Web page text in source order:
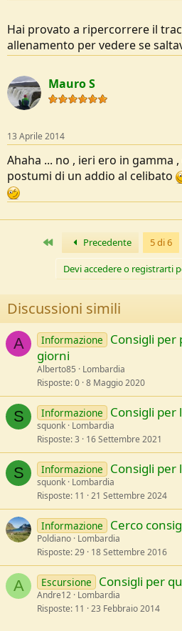
Hai provato a ripercorrere il
allenamento per vedere se
Mauro S
13 Aprile 2014
Ahaha ... no , ieri ero in gamma
postumi di un addio al celibato
Primo Precedente 5 di 6
Devi accedere o registrarti
Discussioni simili
A Informazione
Consigli per
giorni
Alberto85
Lombardia
Risposte 0 8 Maggio 2020
S Informazione Consigli per
squonk Lombardia
Risposte 3 16 Settembre 2021
S Informazione Consigli per
squonk Lombardia
Risposte 11 21 Settembre 2024
Informazione Cerco
Poldiano Lombardia
Risposte 29 18 Settembre 2016
A Escursione Consigli per
Andre12 Lombardia
Risposte 11 23 Febbraio 2014